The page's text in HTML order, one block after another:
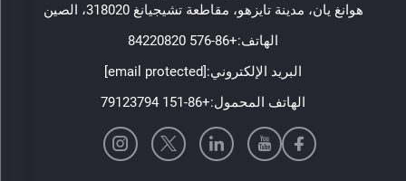
هوانغ يان، مدينة تايزهو، مقاطعة تشيجيانغ 318020، الصين
الهاتف:+86-576 84220820
البريد الإلكتروني:[email protected]
الهاتف المحمول:+86-151 79123794